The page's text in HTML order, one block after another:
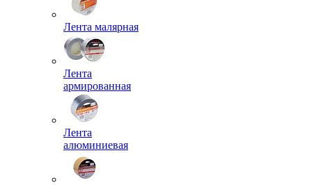
Лента малярная
Лента
армированная
Лента
алюминиевая